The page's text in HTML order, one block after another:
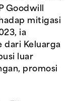
Goodwill
mitigasi
ia
dari Keluarga
luar
promosi